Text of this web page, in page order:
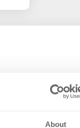
About
Reform